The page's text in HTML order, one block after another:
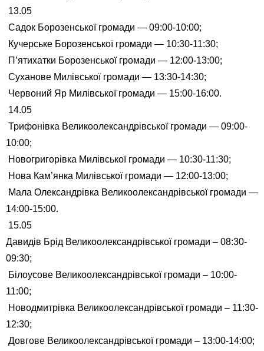
13.05
Садок Борозенської громади — 09:00-10:00;
Кучерське Борозенської громади — 10:30-11:30;
П’ятихатки Борозенської громади — 12:00-13:00;
Суханове Милівської громади — 13:30-14:30;
Червоний Яр Милівської громади — 15:00-16:00.
14.05
Трифонівка Великоолександрівської громади — 09:00-
10:00;
Новогригорівка Милівської громади — 10:30-11:30;
Нова Кам’янка Милівської громади — 12:00-13:00;
Мала Олександрівка Великоолександрівської громади —
14:00-15:00.
15.05
Давидів Брід Великоолександрівської громади – 08:30-
09:30;
Білоусове Великоолександрівської громади – 10:00-
11:00;
Новодмитрівка Великоолександрівської громади – 11:30-
12:30;
Довгове Великоолександрівської громади – 13:00-14:00;